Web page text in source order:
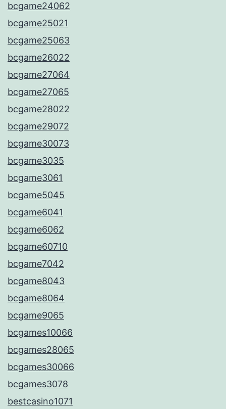
bcgame24062
bcgame25021
bcgame25063
bcgame26022
bcgame27064
bcgame27065
bcgame28022
bcgame29072
bcgame30073
bcgame3035
bcgame3061
bcgame5045
bcgame6041
bcgame6062
bcgame60710
bcgame7042
bcgame8043
bcgame8064
bcgame9065
bcgames10066
bcgames28065
bcgames30066
bcgames3078
bestcasino1071